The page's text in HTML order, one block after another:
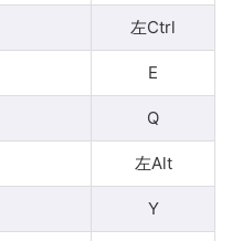
左Ctrl
E
Q
左Alt
Y